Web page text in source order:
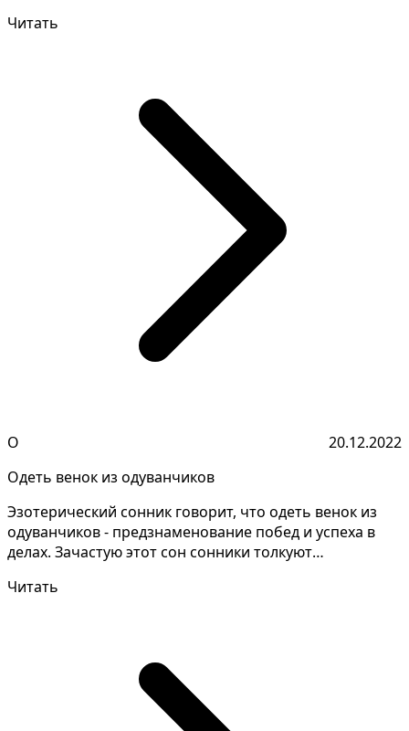
Читать
О
20.12.2022
Одеть венок из одуванчиков
Эзотерический сонник говорит, что одеть венок из
одуванчиков - предзнаменование побед и успеха в
делах. Зачастую этот сон сонники толкуют
Читать